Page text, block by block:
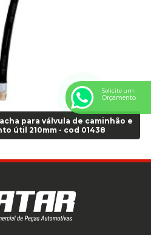
- Preto - Cod 01335
- Cod 00520
TG - Cod: 03749
Cod: 03752
aro 22,5 - Cod 00166
Sem Câmara Aro 24,5 - Cod 02935
01766
03390
-Cod 01768
01769
- Cod 01771
01772
01773
para válvula de caminhão e
útil 210mm - cod 01438
Solicite um
Orçamento